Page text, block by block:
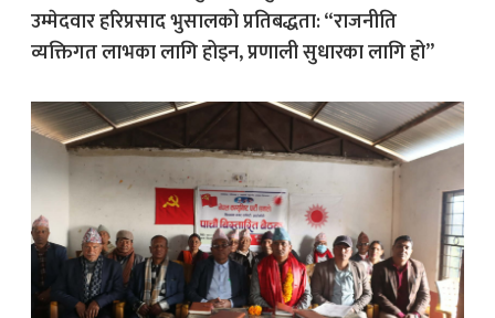
उम्मेदवार हरिप्रसाद भुसालको प्रतिबद्धता: “राजनीति
व्यक्तिगत लाभका लागि होइन, प्रणाली सुधारका लागि हो”